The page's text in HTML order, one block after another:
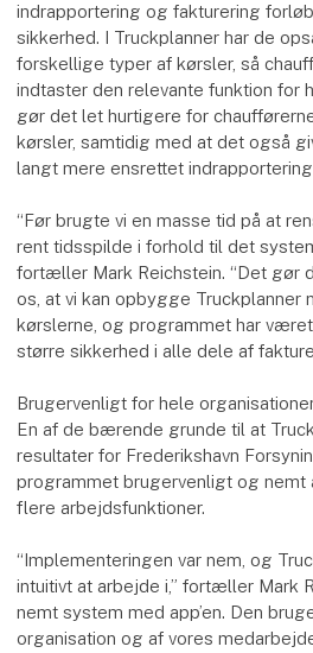
indrapportering og fakturering
sikkerhed. I Truckplanner har de
forskellige typer af kørsler, så
indtaster den relevante funktion for
gør det let hurtigere for
kørsler, samtidig med at det også
langt mere ensrettet
“Før brugte vi en masse tid på at
rent tidsspilde i forhold til det
fortæller Mark Reichstein. “Det gør
os, at vi kan opbygge Truckplanner
kørslerne, og programmet har
større sikkerhed i alle dele af
Brugervenligt for hele
En af de bærende grunde til at
resultater for Frederikshavn
programmet brugervenligt og
flere arbejdsfunktioner.
“Implementeringen var nem, og
intuitivt at arbejde i,” fortæller Mark
nemt system med app’en. Den
organisation og af vores